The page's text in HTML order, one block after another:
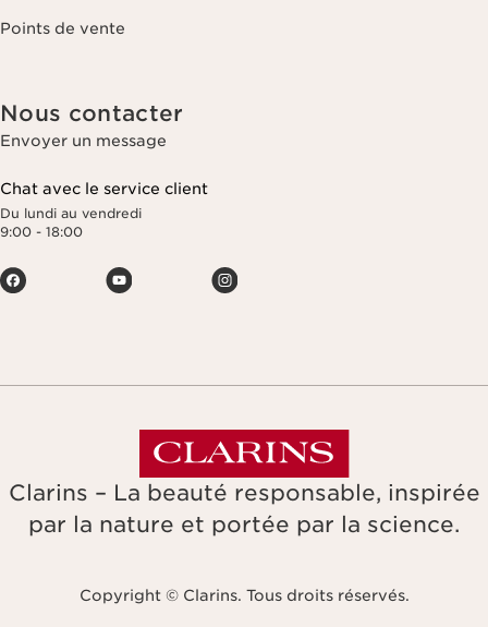
Points de vente
Nous contacter
Envoyer un message
Chat avec le service client
Du lundi au vendredi
9:00 - 18:00
Clarins – La beauté responsable, inspirée
par la nature et portée par la science.
Copyright © Clarins. Tous droits réservés.